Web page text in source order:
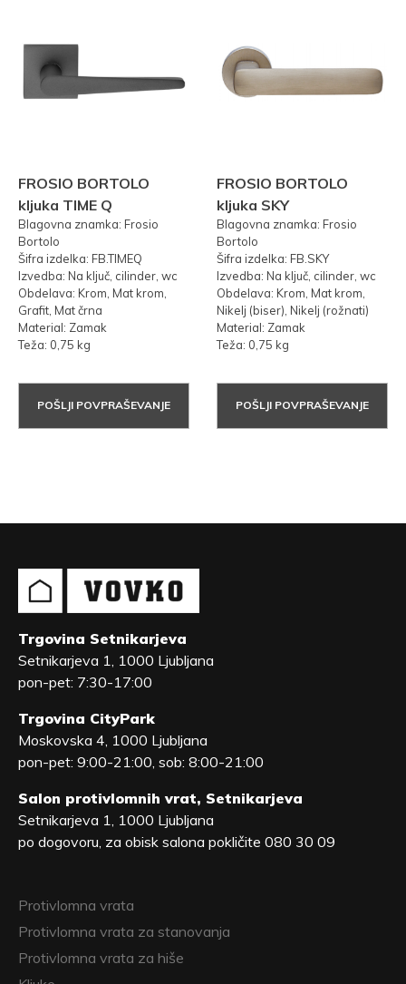
FROSIO BORTOLO
kljuka TIME Q
Blagovna znamka: Frosio
Bortolo
Šifra izdelka: FB.TIMEQ
Izvedba: Na ključ, cilinder, wc
Obdelava: Krom, Mat krom,
Grafit, Mat črna
Material: Zamak
Teža: 0,75 kg
POŠLJI POVPRAŠEVANJE
FROSIO BORTOLO
kljuka SKY
Blagovna znamka: Frosio
Bortolo
Šifra izdelka: FB.SKY
Izvedba: Na ključ, cilinder, wc
Obdelava: Krom, Mat krom,
Nikelj (biser), Nikelj (rožnati)
Material: Zamak
Teža: 0,75 kg
POŠLJI POVPRAŠEVANJE
Trgovina Setnikarjeva
Setnikarjeva 1, 1000 Ljubljana
pon-pet: 7:30-17:00
Trgovina CityPark
Moskovska 4, 1000 Ljubljana
pon-pet: 9:00-21:00, sob: 8:00-21:00
Salon protivlomnih vrat, Setnikarjeva
Setnikarjeva 1, 1000 Ljubljana
po dogovoru, za obisk salona pokličite 080 30 09
Protivlomna vrata
Protivlomna vrata za stanovanja
Protivlomna vrata za hiše